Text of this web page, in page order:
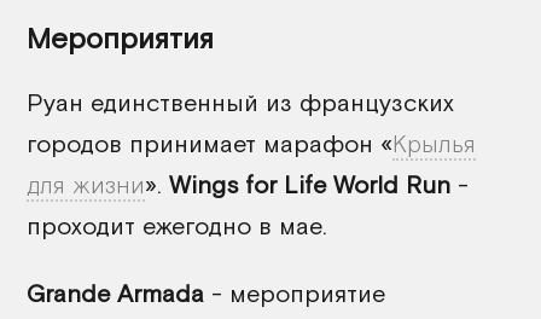
Мероприятия
Руан единственный из французских
городов принимает марафон «Крылья
для жизни». Wings for Life World Run -
проходит ежегодно в мае.
Grande Armada - мероприятие